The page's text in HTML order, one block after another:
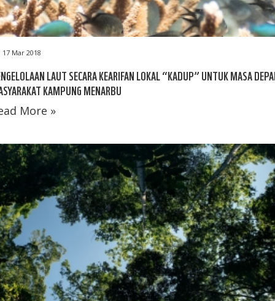
17 Mar 2018
LAUT SECARA KEARIFAN LOKAL “KADUP” UNTUK MASA
KAMPUNG MENARBU
More »